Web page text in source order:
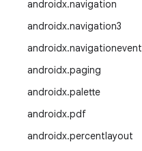
androidx.navigation
androidx.navigation3
androidx.navigationevent
androidx.paging
androidx.palette
androidx.pdf
androidx.percentlayout